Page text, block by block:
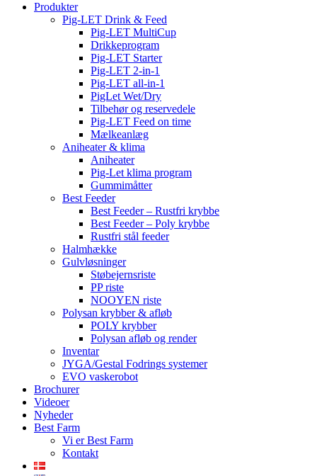
Produkter
Pig-LET Drink & Feed
Pig-LET MultiCup
Drikkeprogram
Pig-LET Starter
Pig-LET 2-in-1
Pig-LET all-in-1
PigLet Wet/Dry
Tilbehør og reservedele
Pig-LET Feed on time
Mælkeanlæg
Aniheater & klima
Aniheater
Pig-Let klima program
Gummimåtter
Best Feeder
Best Feeder – Rustfri krybbe
Best Feeder – Poly krybbe
Rustfri stål feeder
Halmhække
Gulvløsninger
Støbejernsriste
PP riste
NOOYEN riste
Polysan krybber & afløb
POLY krybber
Polysan afløb og render
Inventar
JYGA/Gestal Fodrings systemer
EVO vaskerobot
Brochurer
Videoer
Nyheder
Best Farm
Vi er Best Farm
Kontakt